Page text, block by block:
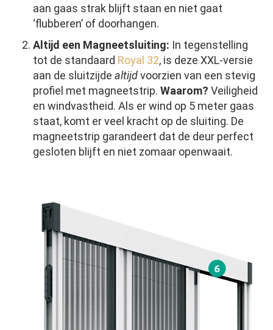
aan gaas strak blijft staan en niet gaat
‘flubberen’ of doorhangen.
Altijd een Magneetsluiting: In tegenstelling
tot de standaard Royal 32, is deze XXL-versie
aan de sluitzijdealtijdvoorzien van een stevig
profiel met magneetstrip.Waarom? Veiligheid
en windvastheid. Als er wind op 5 meter gaas
staat, komt er veel kracht op de sluiting. De
magneetstrip garandeert dat de deur perfect
gesloten blijft en niet zomaar openwaait.